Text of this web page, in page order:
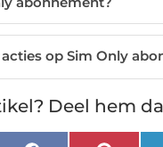
op Sim Only
Deel hem